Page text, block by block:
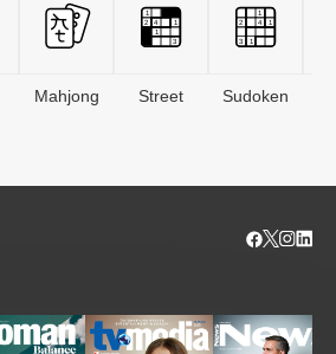
Mahjong Street Sudoken